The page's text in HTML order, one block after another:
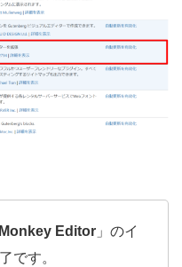
Editor 」のイ
です。